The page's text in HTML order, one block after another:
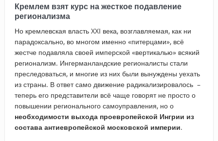
Кремлем взят курс на жесткое подавление
регионализма
Но кремлевская власть XXI века, возглавляемая, как ни
парадоксально, во многом именно «питерцами», всё
жестче подавляла своей имперской «вертикалью» всякий
регионализм. Ингерманландские регионалисты стали
преследоваться, и многие из них были вынуждены уехать
из страны. В ответ само движение радикализировалось –
теперь его представители всё чаще говорят не просто о
повышении регионального самоуправления, но о
необходимости выхода проевропейской Ингрии из
состава антиевропейской московской империи.